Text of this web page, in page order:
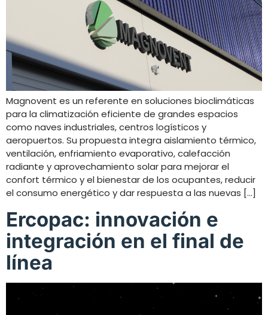
Magnovent es un referente en soluciones bioclimáticas
para la climatización eficiente de grandes espacios
como naves industriales, centros logísticos y
aeropuertos. Su propuesta integra aislamiento térmico,
ventilación, enfriamiento evaporativo, calefacción
radiante y aprovechamiento solar para mejorar el
confort térmico y el bienestar de los ocupantes, reducir
el consumo energético y dar respuesta a las nuevas […]
Ercopac: innovación e
integración en el final de
línea